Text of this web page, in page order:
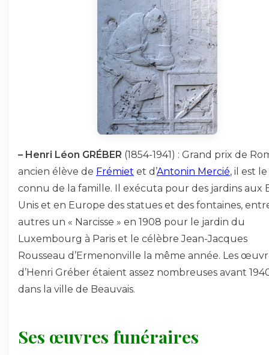
– Henri Léon GRÉBER (1854-1941) : Grand prix de
ancien élève de Frémiet et d’Antonin Mercié, il est
connu de la famille. Il exécuta pour des jardins aux
Unis et en Europe des statues et des fontaines,
autres un « Narcisse » en 1908 pour le jardin du
Luxembourg à Paris et le célèbre Jean-Jacques
Rousseau d’Ermenonville la même année. Les
d’Henri Gréber étaient assez nombreuses avant
dans la ville de Beauvais.
Ses œuvres funéraires